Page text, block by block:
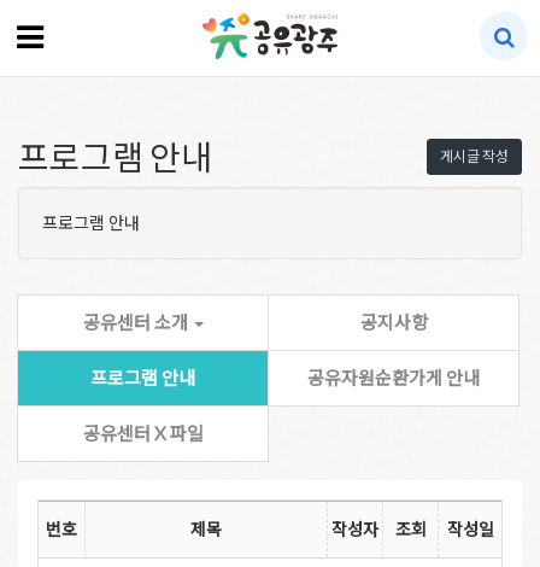
게시글 작성
프로그램 안내
프로그램 안내
공유센터 소개 공지사항
프로그램 안내 공유자원순환가게 안내
공유센터 X 파일
번호 제목 작성자 조회 작성일